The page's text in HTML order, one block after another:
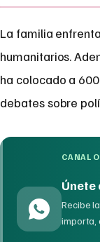
La familia
humanitarios.
ha colocado a
debates sobre
CANAL
Únete
Recibe
importa,